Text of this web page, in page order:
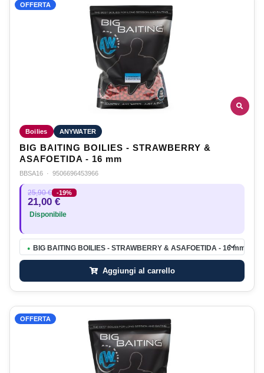
OFFERTA
Boilies ANYWATER
BIG BAITING BOILIES - STRAWBERRY &
ASAFOETIDA - 16 mm
BBSA16 · 9506696453966
25,90 € -19%
21,00 €
Disponibile
● BIG BAITING BOILIES - STRAWBERRY & ASAFOETIDA - 16 mm
Aggiungi al carrello
OFFERTA